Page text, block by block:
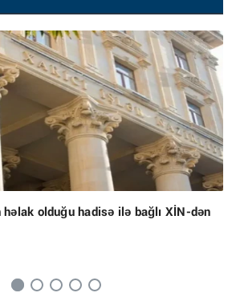
həlak olduğu hadisə ilə bağlı XİN-dən